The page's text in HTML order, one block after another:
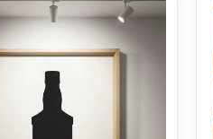
editorial, iluminación
suave --ar 4:5